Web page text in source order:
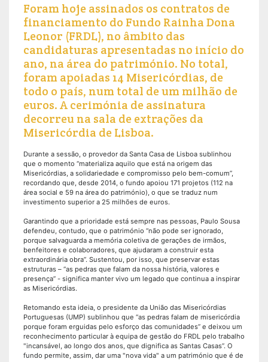
Foram hoje assinados os contratos de
financiamento do Fundo Rainha Dona
Leonor (FRDL), no âmbito das
candidaturas apresentadas no início do
ano, na área do património. No total,
foram apoiadas 14 Misericórdias, de
todo o país, num total de um milhão de
euros. A cerimónia de assinatura
decorreu na sala de extrações da
Misericórdia de Lisboa.
Durante a sessão, o provedor da Santa Casa de Lisboa sublinhou
que o momento “materializa aquilo que está na origem das
Misericórdias, a solidariedade e compromisso pelo bem-comum”,
recordando que, desde 2014, o fundo apoiou 171 projetos (112 na
área social e 59 na área do património), o que se traduz num
investimento superior a 25 milhões de euros.
Garantindo que a prioridade está sempre nas pessoas, Paulo Sousa
defendeu, contudo, que o património “não pode ser ignorado,
porque salvaguarda a memória coletiva de gerações de irmãos,
benfeitores e colaboradores, que ajudaram a construir esta
extraordinária obra”. Sustentou, por isso, que preservar estas
estruturas – “as pedras que falam da nossa história, valores e
presença” - significa manter vivo um legado que continua a inspirar
as Misericórdias.
Retomando esta ideia, o presidente da União das Misericórdias
Portuguesas (UMP) sublinhou que “as pedras falam de misericórdia
porque foram erguidas pelo esforço das comunidades” e deixou um
reconhecimento particular à equipa de gestão do FRDL pelo trabalho
"incansável, ao longo dos anos, que dignifica as Santas Casas”. O
fundo permite, assim, dar uma "nova vida" a um património que é de